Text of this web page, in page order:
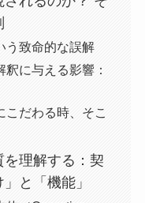
う致命的な誤解
に与える影響：
こだわる時、そこ
理解する：契
と「機能」